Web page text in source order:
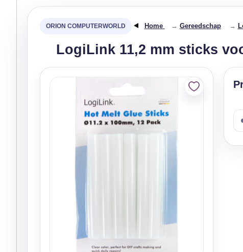
Home → Gereedschap →
LogiLink 11,2 mm sticks